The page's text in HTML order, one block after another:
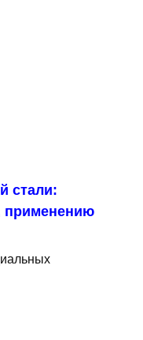
стали:
применению